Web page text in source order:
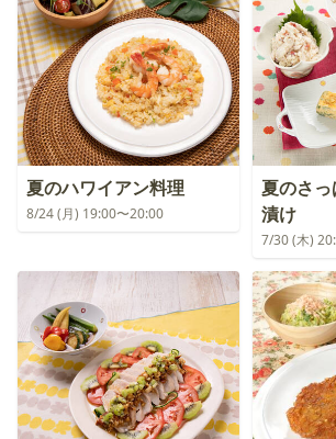
夏のハワイアン料理
8/24 (月) 19:00〜20:00
夏のさ
漬け
7/30 (木)